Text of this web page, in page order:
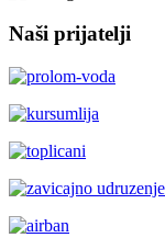
Naši prijatelji